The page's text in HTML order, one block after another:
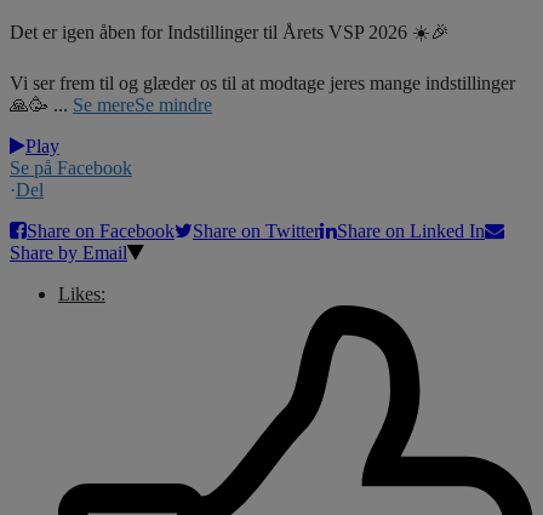
Det er igen åben for Indstillinger til Årets VSP 2026 ☀️🎉
Vi ser frem til og glæder os til at modtage jeres mange indstillinger
🙏🥳 ... Se mereSe mindre
Play
Se på Facebook
·Del
Share on Facebook
Share on Twitter
Share on Linked In
Share by Email
Likes: